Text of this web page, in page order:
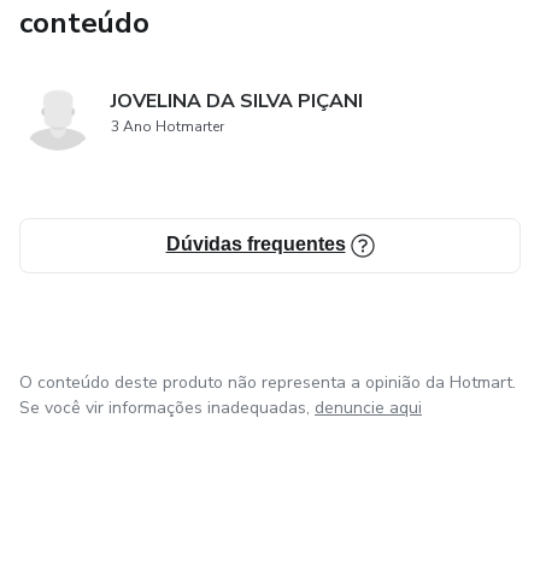
riqueza, abundância e prosperidade.
que você ama e desperte nele o amor, atitude e a fé.
conteúdo
JOVELINA DA SILVA PIÇANI
3 Ano Hotmarter
Dúvidas frequentes
O conteúdo deste produto não representa a opinião da Hotmart.
Se você vir informações inadequadas, denuncie aqui